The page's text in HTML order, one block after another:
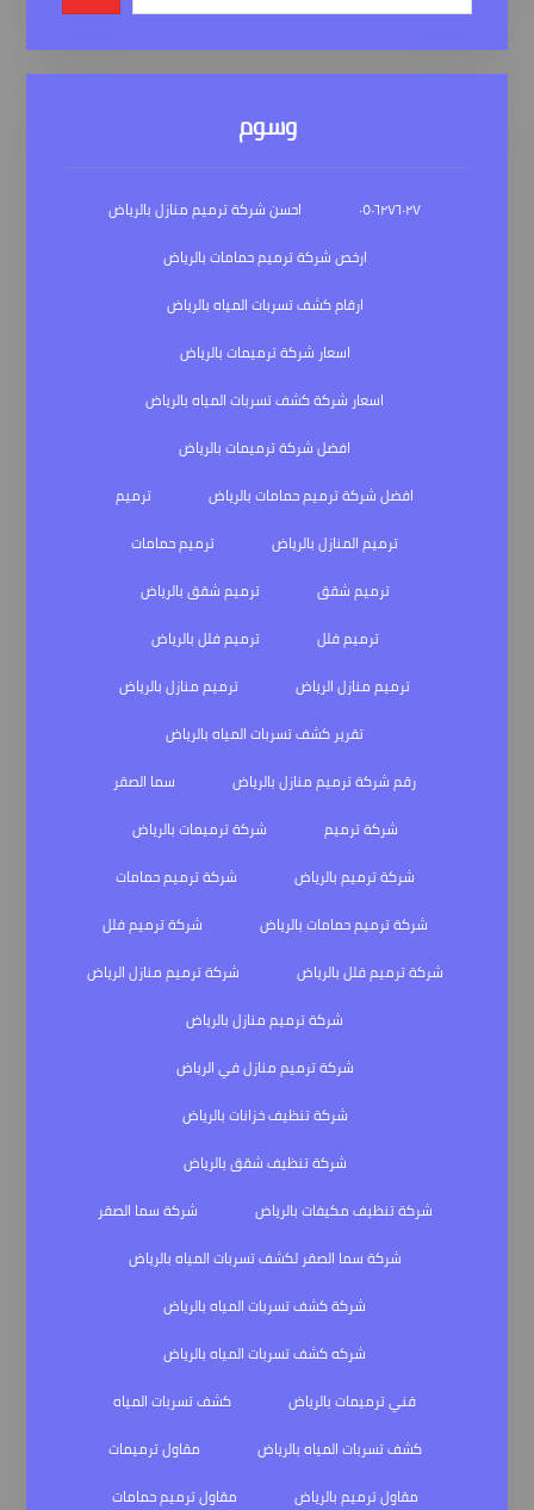
وسوم
٠٥٠٦٢٧٦٠٢٧
احسن شركة ترميم منازل بالرياض
ارخص شركة ترميم حمامات بالرياض
ارقام كشف تسربات المياه بالرياض
اسعار شركة ترميمات بالرياض
اسعار شركة كشف تسربات المياه بالرياض
افضل شركة ترميمات بالرياض
افضل شركة ترميم حمامات بالرياض
ترميم
ترميم المنازل بالرياض
ترميم حمامات
ترميم شقق
ترميم شقق بالرياض
ترميم فلل
ترميم فلل بالرياض
ترميم منازل الرياض
ترميم منازل بالرياض
تقرير كشف تسربات المياه بالرياض
رقم شركة ترميم منازل بالرياض
سما الصقر
شركة ترميم
شركة ترميمات بالرياض
شركة ترميم بالرياض
شركة ترميم حمامات
شركة ترميم حمامات بالرياض
شركة ترميم فلل
شركة ترميم فلل بالرياض
شركة ترميم منازل الرياض
شركة ترميم منازل بالرياض
شركة ترميم منازل في الرياض
شركة تنظيف خزانات بالرياض
شركة تنظيف شقق بالرياض
شركة تنظيف مكيفات بالرياض
شركة سما الصقر
شركة سما الصقر لكشف تسربات المياه بالرياض
شركة كشف تسربات المياه بالرياض
شركه كشف تسربات المياه بالرياض
فني ترميمات بالرياض
كشف تسربات المياه
كشف تسربات المياه بالرياض
مقاول ترميمات
مقاول ترميم بالرياض
مقاول ترميم حمامات